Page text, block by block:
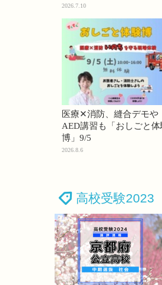
74・桜蔭70＜PR＞
2026.7.10
医療✕消防、縫合デモや
AED講習も「おしごと体
博」9/5
2026.8.6
高校受験2023